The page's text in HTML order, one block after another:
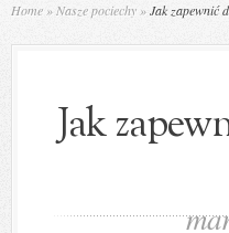
Home » Nasze pociechy »Jak zapewnić
Jak